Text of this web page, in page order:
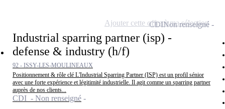
Industrial sparring partner (isp) -
defense & industry (h/f)
92 - ISSY-LES-MOULINEAUX
Positionnement & rôle clé L'Industrial Sparring Partner (ISP) est un profil sénior
avec une forte expérience et légitimité industrielle. Il agit comme un sparring partner
auprès de nos clients...
CDI - Non renseigné
CDINon renseigné
Ajouter cette offre à ma sélection